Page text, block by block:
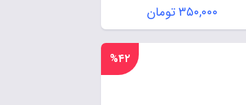
۳۵۰,۰۰۰تومان
%۴۲